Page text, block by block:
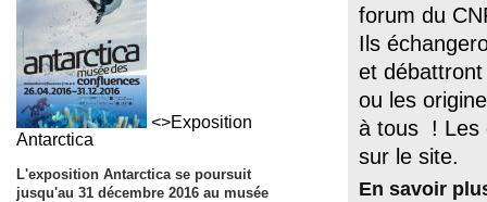
<>Exposition
Antarctica
L'exposition Antarctica se poursuit
jusqu'au 31 décembre 2016 au musée
forum du
Ils
et débattront
ou les
à tous ! Les
sur le site.
En savoir